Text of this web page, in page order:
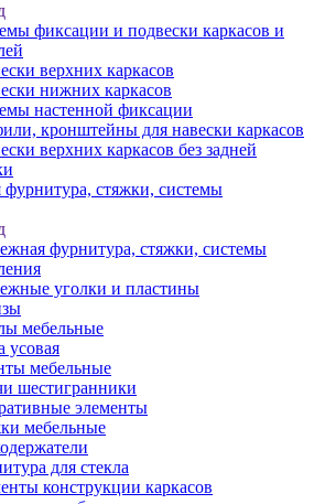
фиксации и подвески каркасов и
верхних каркасов
нижних каркасов
настенной фиксации
кронштейны для навески каркасов
верхних каркасов без задней
стяжки, системы
фурнитура, стяжки, системы
уголки и пластины
мебельные
усовая
мебельные
шестигранники
элементы
мебельные
для стекла
конструкции каркасов